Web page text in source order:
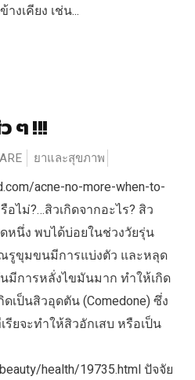
งเคียง เช่น...
ๆ !!!
ยาและสุขภาพ
acne-no-more-when-to-
ไม่?…สิวเกิดจากอะไร? สิว
หนึ่ง พบได้บ่อยในช่วงวัยรุ่น
รูขุมขนมีการแบ่งตัว และหลุด
การหลั่งไขมันมาก ทำให้เกิด
เป็นสิวอุดตัน (Comedone) ซึ่ง
ยจะทำให้สิวอักเสบ หรือเป็น
health/19735.html ปัจจัย